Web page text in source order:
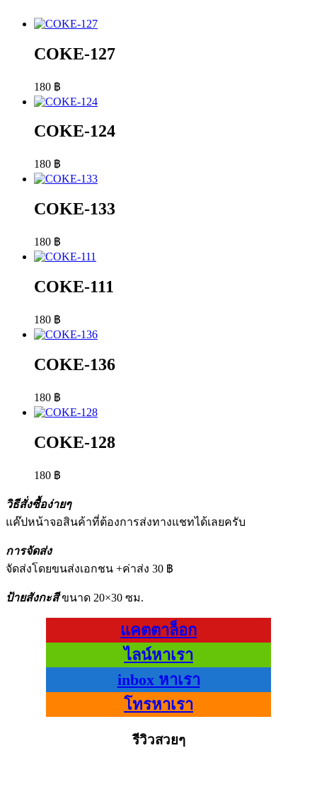
COKE-127
180 ฿
COKE-124
180 ฿
COKE-133
180 ฿
COKE-111
180 ฿
COKE-136
180 ฿
COKE-128
180 ฿
วิธีสั่งซื้อง่ายๆ
แค๊ปหน้าจอสินค้าที่ต้องการส่งทางแชทได้เลยครับ
การจัดส่ง
จัดส่งโดยขนส่งเอกชน +ค่าส่ง 30 ฿
ป้ายสังกะสีขนาด 20×30 ซม.
แคตตาล็อก
ไลน์หาเรา
inbox หาเรา
โทรหาเรา
รีวิวสวยๆ